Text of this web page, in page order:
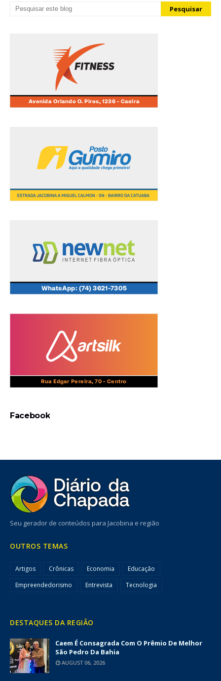
Facebook
Seu gerador de conteúdos para Jacobina e região
OUTROS TEMAS
Artigos Crônicas Economia
Educação
Empreendedorismo
Entrevista Tecnologia
DESTAQUES DA REGIÃO
Caem É Consagrada Com O Prêmio De Melhor
São Pedro Da Bahia
AUGUST 06, 2026